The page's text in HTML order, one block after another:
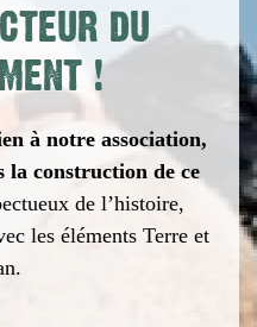
DU
!
à notre association,
la construction de ce
de l’histoire,
les éléments Terre et